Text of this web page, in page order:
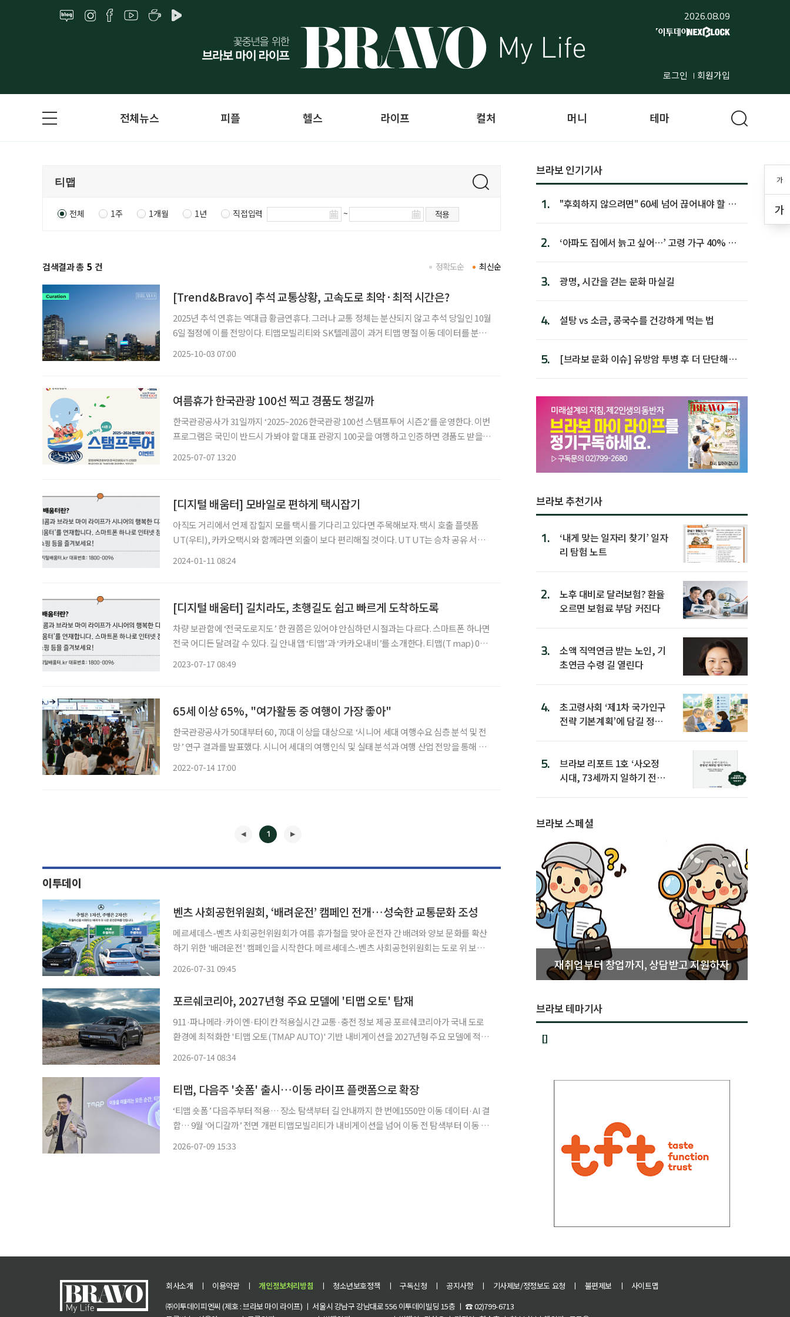
2026.08.09
로그인 회원가입
가
가
전체뉴스 피플 헬스 라이프 컬처 머니 테마
전체 1주 1개월 1년 직접입력 ~ 적용
검색결과 총 5 건 최신순
정확도순
[Trend&Bravo] 추석 교통상황, 고속도로 최악·최적 시간은?
2025년 추석 연휴는 역대급 황금연휴다. 그러나 교통 정체는 분산되지 않고 추석 당일인 10월
6일 절정에 이를 전망이다. 티맵모빌리티와 SK텔레콤이 과거 티맵 명절 이동 데이터를 분석
2025-10-03 07:00
여름휴가 한국관광 100선 찍고 경품도 챙길까
한국관광공사가 31일까지 ‘2025~2026 한국관광 100선 스탬프투어 시즌2’를 운영한다. 이번
프로그램은 국민이 반드시 가봐야 할 대표 관광지 100곳을 여행하고 인증하면 경품도 받을
2025-07-07 13:20
[디지털 배움터] 모바일로 편하게 택시잡기
아직도 거리에서 언제 잡힐지 모를 택시를 기다리고 있다면 주목해보자. 택시 호출 플랫폼
UT(우티), 카카오택시와 함께라면 외출이 보다 편리해질 것이다. UT UT는 승차 공유 서비
2024-01-11 08:24
[디지털 배움터] 길치라도, 초행길도 쉽고 빠르게 도착하도록
차량 보관함에 ‘전국도로지도’ 한 권쯤은 있어야 안심하던 시절과는 다르다. 스마트폰 하나면
전국 어디든 달려갈 수 있다. 길 안내 앱 ‘티맵’과 ‘카카오내비’를 소개한다. 티맵(T map) 01
2023-07-17 08:49
65세 이상 65%, "여가활동 중 여행이 가장 좋아"
한국관광공사가 50대부터 60, 70대 이상을 대상으로 ‘시니어 세대 여행수요 심층 분석 및 전
망’ 연구 결과를 발표했다. 시니어 세대의 여행인식 및 실태 분석과 여행 산업 전망을 통해 국
2022-07-14 17:00
◀
1
이투데이
벤츠 사회공헌위원회, ‘배려운전’ 캠페인 전개…성숙한 교통문화 조성
메르세데스-벤츠 사회공헌위원회가 여름 휴가철을 맞아 운전자 간 배려와 양보 문화를 확산
하기 위한 '배려운전' 캠페인을 시작한다. 메르세데스-벤츠 사회공헌위원회는 도로 위 보행
2026-07-31 09:45
포르쉐코리아, 2027년형 주요 모델에 '티맵 오토' 탑재
911·파나메라·카이엔·타이칸 적용실시간 교통·충전 정보 제공 포르쉐코리아가 국내 도로
환경에 최적화한 '티맵 오토(TMAP AUTO)' 기반 내비게이션을 2027년형 주요 모델에 적용
2026-07-14 08:34
티맵, 다음주 '숏폼' 출시…이동 라이프 플랫폼으로 확장
‘티맵 숏폼’ 다음주부터 적용… 장소 탐색부터 길 안내까지 한 번에1550만 이동 데이터·AI 결
합… 9월 ‘어디갈까’ 전면 개편 티맵모빌리티가 내비게이션을 넘어 이동 전 탐색부터 이동 후
2026-07-09 15:33
브라보 인기기사
1.
"후회하지 않으려면" 60세 넘어 끊어내야 할 사
2.
‘아파도 집에서 늙고 싶어…’ 고령 가구 40% 노
3. 광명, 시간을 걷는 문화 마실길
4. 설탕 vs 소금, 콩국수를 건강하게 먹는 법
5.
[브라보 문화 이슈] 유방암 투병 후 더 단단해진
브라보 추천기사
1.
‘내게 맞는 일자리 찾기’ 일자
리 탐험 노트
2.
노후 대비로 달러보험? 환율
오르면 보험료 부담 커진다
3.
소액 직역연금 받는 노인, 기
초연금 수령 길 열린다
4.
초고령사회 ‘제1차 국가인구
전략 기본계획’에 담길 정책
5.
브라보 리포트 1호 ‘사오정
시대, 73세까지 일하기 전략’
브라보 스페셜
재취업부터 창업까지, 상담받고 지원하자
브라보 테마기사
[]
회사소개 ㅣ 이용약관 ㅣ 개인정보처리방침 ㅣ 청소년보호정책 ㅣ 구독신청 ㅣ 공지사항 ㅣ 기사제보/정정보도 요청 ㅣ 불편제보 ㅣ
사이트맵
㈜이투데이피엔씨 (제호 : 브라보 마이 라이프) ㅣ 서울시 강남구 강남대로 556 이투데이빌딩 15층 ㅣ ☎ 02)799-6713